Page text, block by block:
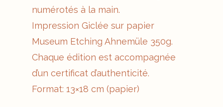
numérotés à la main.
Impression Giclée sur papier
Museum Etching Ahnemüle 350g.
Chaque édition est accompagnée
d’un certificat d’authenticité.
Format: 13×18 cm (papier)